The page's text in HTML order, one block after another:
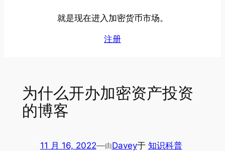
就是现在进入加密货币市场。
注册
为什么开办加密资产投资
的博客
11 月 16, 2022—由Davey于 知识科普